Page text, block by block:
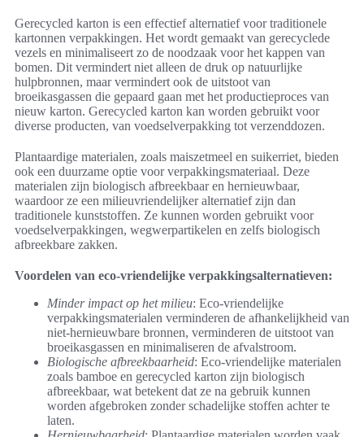
Gerecycled karton is een effectief alternatief voor traditionele
kartonnen verpakkingen. Het wordt gemaakt van gerecyclede
vezels en minimaliseert zo de noodzaak voor het kappen van
bomen. Dit vermindert niet alleen de druk op natuurlijke
hulpbronnen, maar vermindert ook de uitstoot van
broeikasgassen die gepaard gaan met het productieproces van
nieuw karton. Gerecycled karton kan worden gebruikt voor
diverse producten, van voedselverpakking tot verzenddozen.
Plantaardige materialen, zoals maiszetmeel en suikerriet, bieden
ook een duurzame optie voor verpakkingsmateriaal. Deze
materialen zijn biologisch afbreekbaar en hernieuwbaar,
waardoor ze een milieuvriendelijker alternatief zijn dan
traditionele kunststoffen. Ze kunnen worden gebruikt voor
voedselverpakkingen, wegwerpartikelen en zelfs biologisch
afbreekbare zakken.
Voordelen van eco-vriendelijke verpakkingsalternatieven:
Minder impact op het milieu: Eco-vriendelijke
verpakkingsmaterialen verminderen de afhankelijkheid van
niet-hernieuwbare bronnen, verminderen de uitstoot van
broeikasgassen en minimaliseren de afvalstroom.
Biologische afbreekbaarheid: Eco-vriendelijke materialen
zoals bamboe en gerecycled karton zijn biologisch
afbreekbaar, wat betekent dat ze na gebruik kunnen
worden afgebroken zonder schadelijke stoffen achter te
laten.